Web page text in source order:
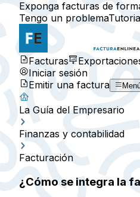
Exponga facturas de
Tengo un problema
Facturas
Iniciar sesión
Emitir una factura
La Guía del Empresario
Finanzas y contabilidad
Facturación
¿Cómo se integra la